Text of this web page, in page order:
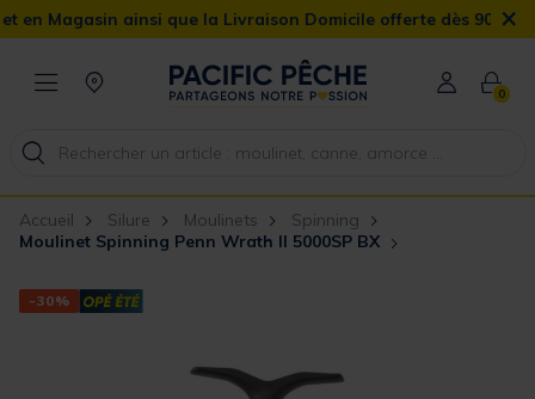
ainsi que la Livraison Domicile offerte dès 90€ ×
0
Accueil Silure Moulinets
Spinning
Moulinet Spinning Penn Wrath II 5000SP BX
-30%